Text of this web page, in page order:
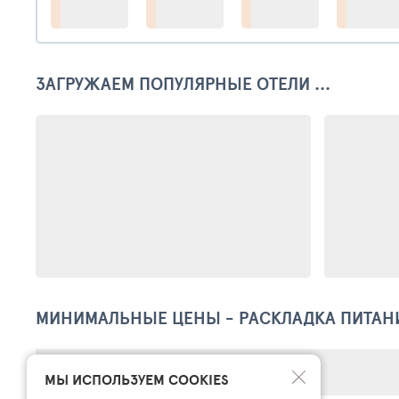
ЗАГРУЖАЕМ ПОПУЛЯРНЫЕ ОТЕЛИ ...
МИНИМАЛЬНЫЕ ЦЕНЫ - РАСКЛАДКА
МЫ ИСПОЛЬЗУЕМ COOKIES